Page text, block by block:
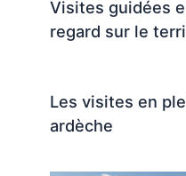
Visites guidées
regard sur le
Les visites en
ardèche